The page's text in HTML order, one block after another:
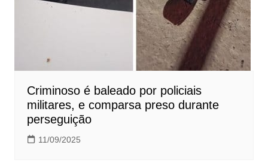
Criminoso é baleado por policiais
militares, e comparsa preso durante
perseguição
11/09/2025